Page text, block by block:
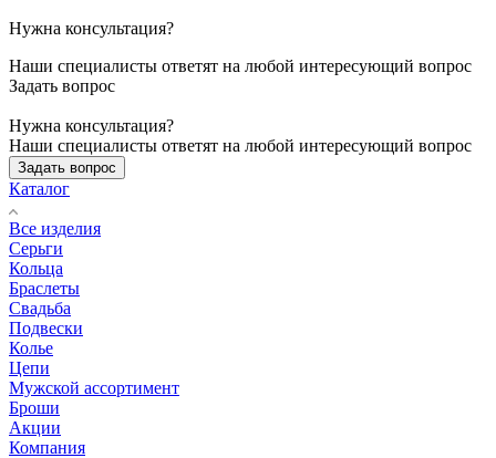
Нужна консультация?
Наши специалисты ответят на любой интересующий вопрос
Задать вопрос
Нужна консультация?
Наши специалисты ответят на любой интересующий вопрос
Задать вопрос
Каталог
Все изделия
Серьги
Кольца
Браслеты
Свадьба
Подвески
Колье
Цепи
Мужской ассортимент
Броши
Акции
Компания